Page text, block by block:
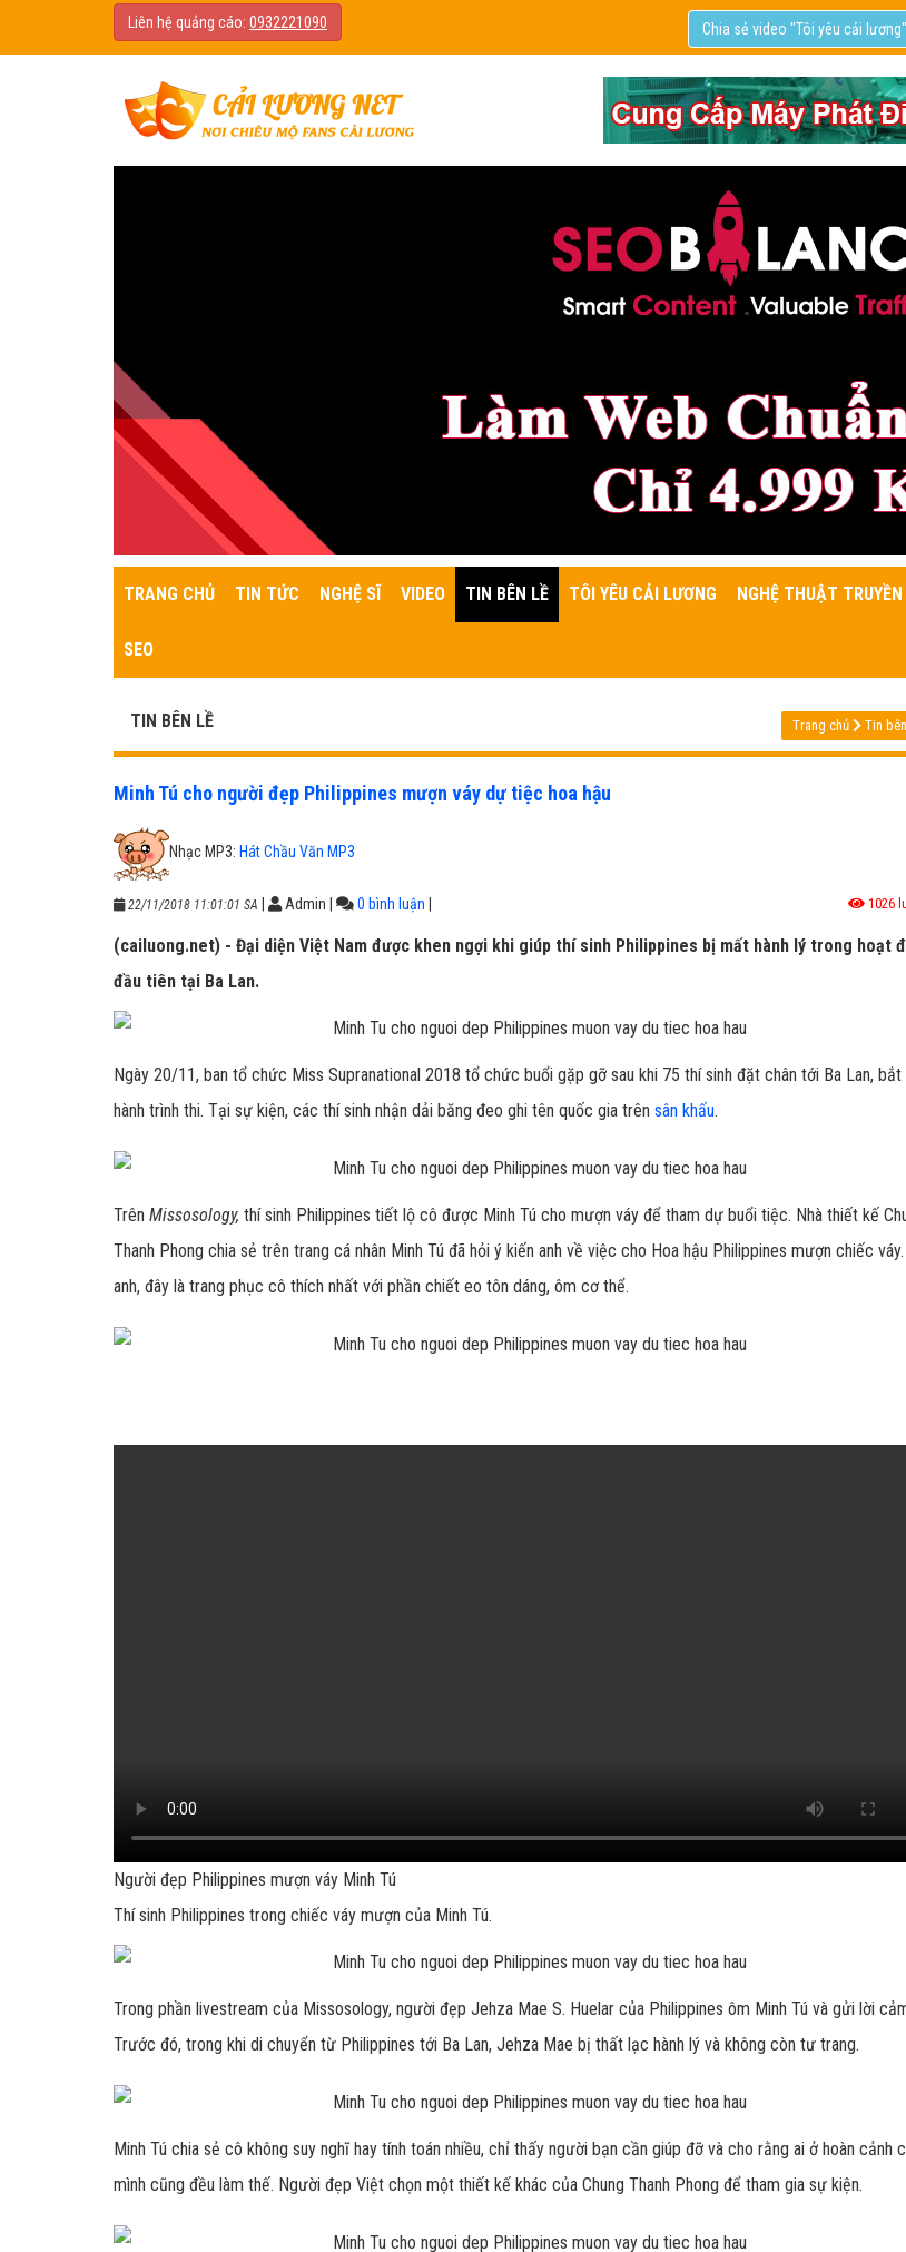
Liên hệ quảng cáo: 0932221090 Chia sẻ video "Tôi yêu cải lương".
TRANG CHỦ TIN TỨC NGHỆ SĨ VIDEO TIN BÊN LỀ TÔI YÊU CẢI LƯƠNG NGHỆ THUẬT
SEO
TIN BÊN LỀ Trang chủ Tin
Minh Tú cho người đẹp Philippines mượn váy dự tiệc hoa hậu
Nhạc MP3: Hát Chầu Văn MP3
22/11/2018 11:01:01 SA Admin 0 bình luận 1026
(cailuong.net) - Đại diện Việt Nam được khen ngợi khi giúp thí sinh Philippines bị mất hành lý trong hoạt
đầu tiên tại Ba Lan.
Ngày 20/11, ban tổ chức Miss Supranational 2018 tổ chức buổi gặp gỡ sau khi 75 thí sinh đặt chân tới Ba Lan, bắt
hành trình thi. Tại sự kiện, các thí sinh nhận dải băng đeo ghi tên quốc gia trên sân khấu.
Trên Missosology, thí sinh Philippines tiết lộ cô được Minh Tú cho mượn váy để tham dự buổi tiệc. Nhà thiết kế
Thanh Phong chia sẻ trên trang cá nhân Minh Tú đã hỏi ý kiến anh về việc cho Hoa hậu Philippines mượn chiếc
anh, đây là trang phục cô thích nhất với phần chiết eo tôn dáng, ôm cơ thể.
Người đẹp Philippines mượn váy Minh Tú
Thí sinh Philippines trong chiếc váy mượn của Minh Tú.
Trong phần livestream của Missosology, người đẹp Jehza Mae S. Huelar của Philippines ôm Minh Tú và gửi lời
Trước đó, trong khi di chuyển từ Philippines tới Ba Lan, Jehza Mae bị thất lạc hành lý và không còn tư trang.
Minh Tú chia sẻ cô không suy nghĩ hay tính toán nhiều, chỉ thấy người bạn cần giúp đỡ và cho rằng ai ở hoàn cảnh
mình cũng đều làm thế. Người đẹp Việt chọn một thiết kế khác của Chung Thanh Phong để tham gia sự kiện.